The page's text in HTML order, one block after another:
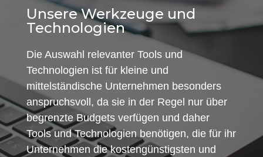
Unsere Werkzeuge und
Technologien
Die Auswahl relevanter Tools und
Technologien ist für kleine und
mittelständische Unternehmen besonders
anspruchsvoll, da sie in der Regel nur über
begrenzte Budgets verfügen und daher
Tools und Technologien benötigen, die für ihr
Unternehmen die kostengünstigsten und